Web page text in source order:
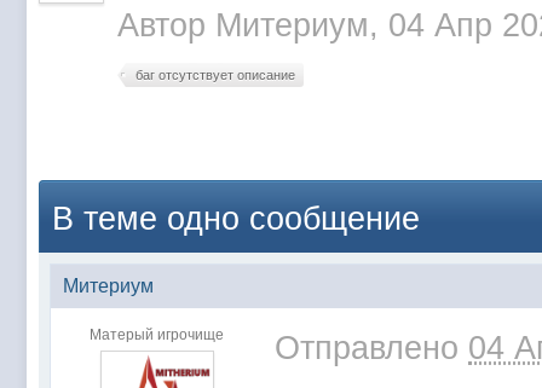
Автор Митериум, 04 Апр
баг отсутствует описание
В теме одно сообщение
Митериум
Матерый игрочище Отправлено 04